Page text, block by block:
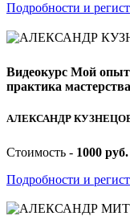
Подробности и
Видеокурс Мой
практика
АЛЕКСАНДР
Стоимость - 1000 руб.
Подробности и